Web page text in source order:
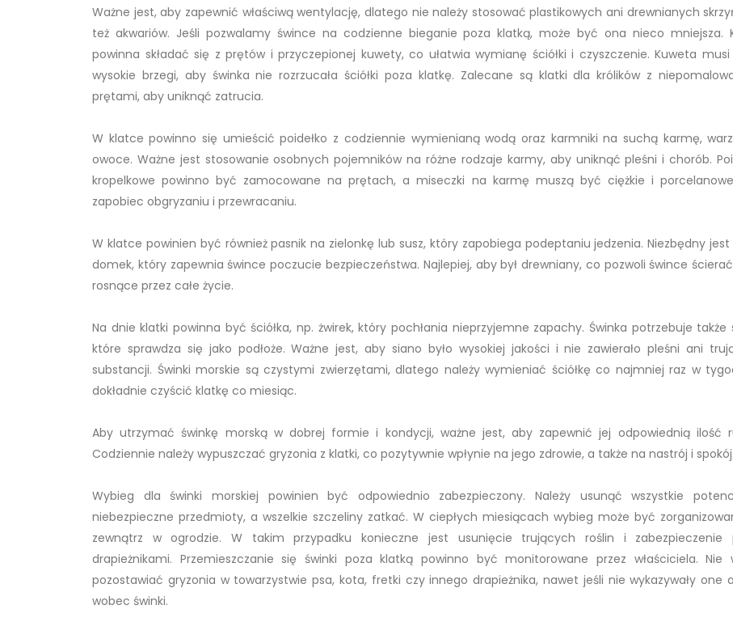
Ważne jest, aby zapewnić właściwą wentylację, dlatego nie należy stosować plastikowych ani drewnianych
też akwariów. Jeśli pozwalamy śwince na codzienne bieganie poza klatką, może być ona nieco mniejsza.
powinna składać się z prętów i przyczepionej kuwety, co ułatwia wymianę ściółki i czyszczenie. Kuweta
wysokie brzegi, aby świnka nie rozrzucała ściółki poza klatkę. Zalecane są klatki dla królików z
prętami, aby uniknąć zatrucia.
W klatce powinno się umieścić poidełko z codziennie wymienianą wodą oraz karmniki na suchą karmę,
owoce. Ważne jest stosowanie osobnych pojemników na różne rodzaje karmy, aby uniknąć pleśni i chorób.
kropelkowe powinno być zamocowane na prętach, a miseczki na karmę muszą być ciężkie i
zapobiec obgryzaniu i przewracaniu.
W klatce powinien być również pasnik na zielonkę lub susz, który zapobiega podeptaniu jedzenia. Niezbędny jest
domek, który zapewnia śwince poczucie bezpieczeństwa. Najlepiej, aby był drewniany, co pozwoli śwince
rosnące przez całe życie.
Na dnie klatki powinna być ściółka, np. żwirek, który pochłania nieprzyjemne zapachy. Świnka potrzebuje także
które sprawdza się jako podłoże. Ważne jest, aby siano było wysokiej jakości i nie zawierało pleśni ani
substancji. Świnki morskie są czystymi zwierzętami, dlatego należy wymieniać ściółkę co najmniej raz w
dokładnie czyścić klatkę co miesiąc.
Aby utrzymać świnkę morską w dobrej formie i kondycji, ważne jest, aby zapewnić jej odpowiednią ilość
Codziennie należy wypuszczać gryzonia z klatki, co pozytywnie wpłynie na jego zdrowie, a także na nastrój i spokój.
Wybieg dla świnki morskiej powinien być odpowiednio zabezpieczony. Należy usunąć wszystkie
niebezpieczne przedmioty, a wszelkie szczeliny zatkać. W ciepłych miesiącach wybieg może być
zewnątrz w ogrodzie. W takim przypadku konieczne jest usunięcie trujących roślin i zabezpieczenie
drapieżnikami. Przemieszczanie się świnki poza klatką powinno być monitorowane przez właściciela. Nie
pozostawiać gryzonia w towarzystwie psa, kota, fretki czy innego drapieżnika, nawet jeśli nie wykazywały one
wobec świnki.